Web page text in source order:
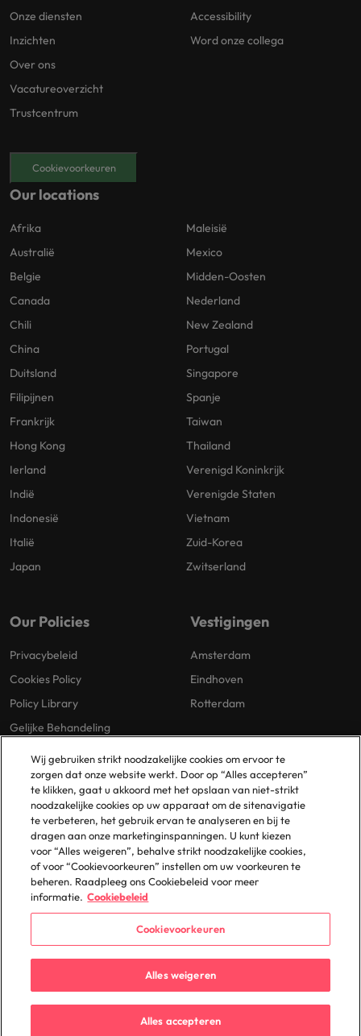
Onze diensten
Inzichten
Over ons
Vacatureoverzicht
Trustcentrum
Accessibility
Word onze collega
Cookievoorkeuren
Our locations
Afrika
Australië
Belgie
Canada
Chili
China
Duitsland
Filipijnen
Frankrijk
Hong Kong
Ierland
Indië
Indonesië
Italië
Japan
Maleisië
Mexico
Midden-Oosten
Nederland
New Zealand
Portugal
Singapore
Spanje
Taiwan
Thailand
Verenigd Koninkrijk
Verenigde Staten
Vietnam
Zuid-Korea
Zwitserland
Our Policies
Privacybeleid
Cookies Policy
Policy Library
Gelijke Behandeling
Vestigingen
Amsterdam
Eindhoven
Rotterdam
© 2025 Robert Walters Plc. All Rights Reserved.
Wij gebruiken strikt noodzakelijke cookies om ervoor te
zorgen dat onze website werkt. Door op “Alles accepteren”
te klikken, gaat u akkoord met het opslaan van niet-strikt
noodzakelijke cookies op uw apparaat om de sitenavigatie
te verbeteren, het gebruik ervan te analyseren en bij te
dragen aan onze marketinginspanningen. U kunt kiezen
voor “Alles weigeren”, behalve strikt noodzakelijke cookies,
of voor “Cookievoorkeuren” instellen om uw voorkeuren te
beheren. Raadpleeg ons Cookiebeleid voor meer
informatie. Cookiebeleid
Cookievoorkeuren
Alles weigeren
Alles accepteren